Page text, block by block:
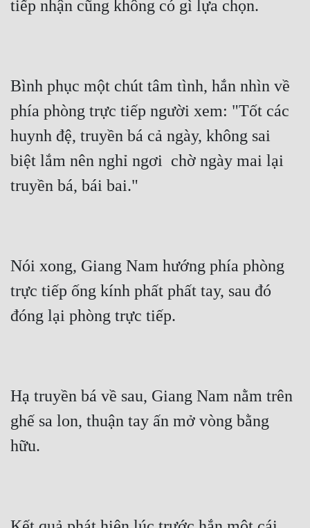
tiếp nhận cũng không có gì lựa chọn.
Bình phục một chút tâm tình, hắn nhìn về
phía phòng trực tiếp người xem: "Tốt các
huynh đệ, truyền bá cả ngày, không sai
biệt lắm nên nghỉ ngơi  chờ ngày mai lại
truyền bá, bái bai."
Nói xong, Giang Nam hướng phía phòng
trực tiếp ống kính phất phất tay, sau đó
đóng lại phòng trực tiếp.
Hạ truyền bá về sau, Giang Nam nằm trên
ghế sa lon, thuận tay ấn mở vòng bằng
hữu.